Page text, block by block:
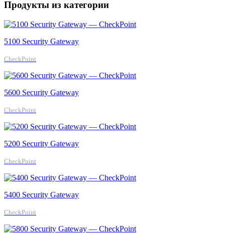
Продукты из категории
5100 Security Gateway
CheckPoint
5600 Security Gateway
CheckPoint
5200 Security Gateway
CheckPoint
5400 Security Gateway
CheckPoint